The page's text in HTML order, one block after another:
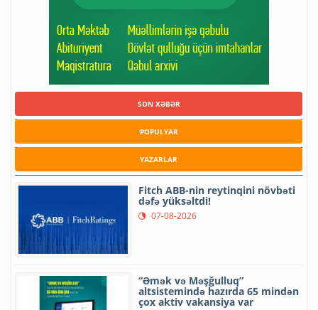
SON XƏBƏR
POPULYAR
YAZARLAR
Fitch ABB-nin reytinqini növbəti
dəfə yüksəltdi!
07-08-2026
“Əmək və Məşğulluq”
altsistemində hazırda 65 mindən
çox aktiv vakansiya var